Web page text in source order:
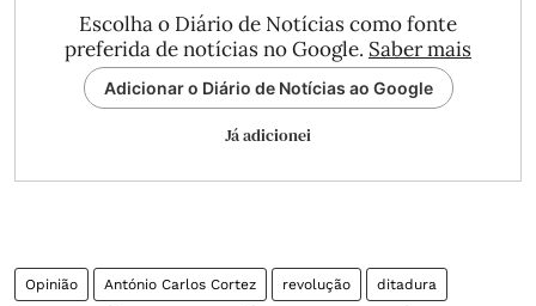
Escolha o Diário de Notícias como fonte
preferida de notícias no Google. Saber mais
Adicionar o Diário de Notícias ao Google
Já adicionei
Opinião António Carlos Cortez revolução ditadura